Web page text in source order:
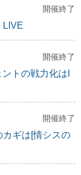
開催終了
LIVE
開催終了
トの戦力化はI
開催終了
カギは[情シスの